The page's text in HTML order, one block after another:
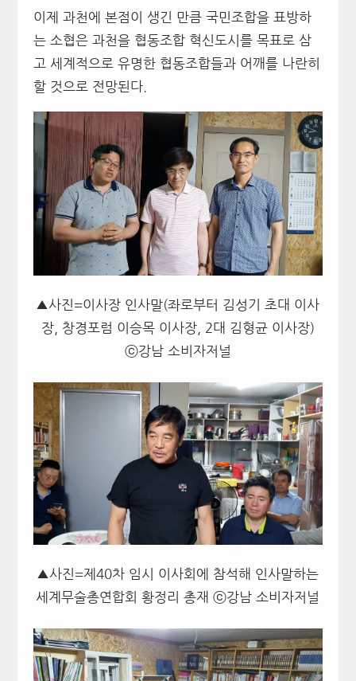
이제 과천에 본점이 생긴 만큼 국민조합을 표방하
는 소협은 과천을 협동조합 혁신도시를 목표로 삼
고 세계적으로 유명한 협동조합들과 어깨를 나란히
할 것으로 전망된다.
▲사진=이사장 인사말(좌로부터 김성기 초대 이사
장, 창경포럼 이승목 이사장, 2대 김형균 이사장)
ⓒ강남 소비자저널
▲사진=제40차 임시 이사회에 참석해 인사말하는
세계무술총연합회 황정리 총재 ⓒ강남 소비자저널